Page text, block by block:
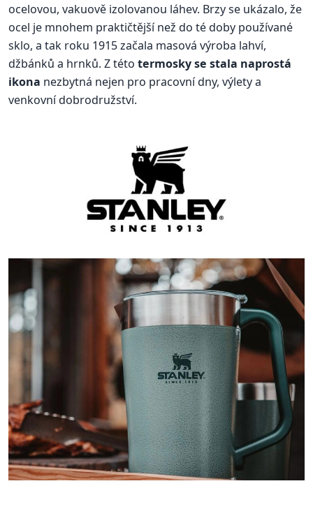
ocelovou, vakuově izolovanou láhev. Brzy se ukázalo, že
ocel je mnohem praktičtější než do té doby používané
sklo, a tak roku 1915 začala masová výroba lahví,
džbánků a hrnků. Z této termosky se stala naprostá
ikona nezbytná nejen pro pracovní dny, výlety a
venkovní dobrodružství.